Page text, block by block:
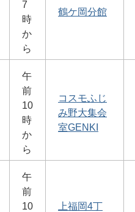
7
時
か
ら
鶴ケ岡分館
午
前
10
時
か
ら
コスモふじ
み野大集会
室GENKI
午
前
10
上福岡4丁